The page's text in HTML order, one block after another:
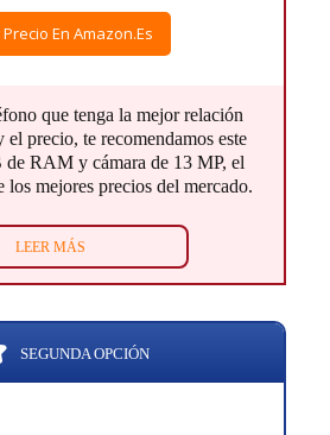
En Amazon.es
que tenga la mejor relación
el precio, te recomendamos este
de RAM y cámara de 13 MP, el
los mejores precios del mercado.
LEER MÁS
SEGUNDA OPCIÓN